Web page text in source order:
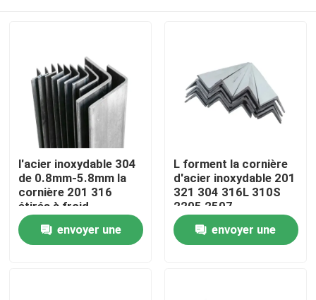
Maison
l'acier inoxydable 304
de 0.8mm-5.8mm la
cornière 201 316
étirés à froid
envoyer une
L forment la cornière
d'acier inoxydable 201
321 304 316L 310S
2205 2507
envoyer une